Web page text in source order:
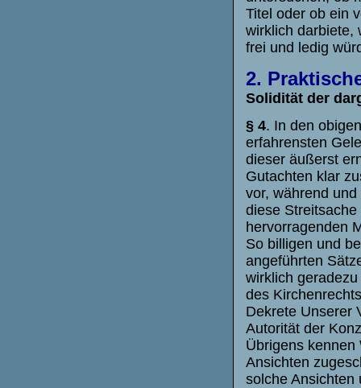
Titel oder ob ein
wirklich darbiete,
frei und ledig
2.
Solidität der
§ 4. In den
erfahrensten
dieser äußerst
Gutachten klar
vor, während
diese
hervorragenden
So billigen und
angeführten
wirklich
des
Dekrete Unserer
Autorität der
Übrigens kennen
Ansichten
solche Ansichten